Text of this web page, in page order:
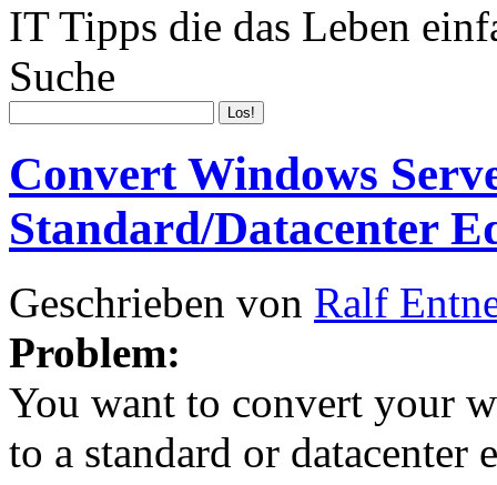
IT Tipps die das Leben
Suche
Convert Windows
Standard/Datacenter
Geschrieben von Ralf
Problem:
You want to convert your
to a standard or datacenter